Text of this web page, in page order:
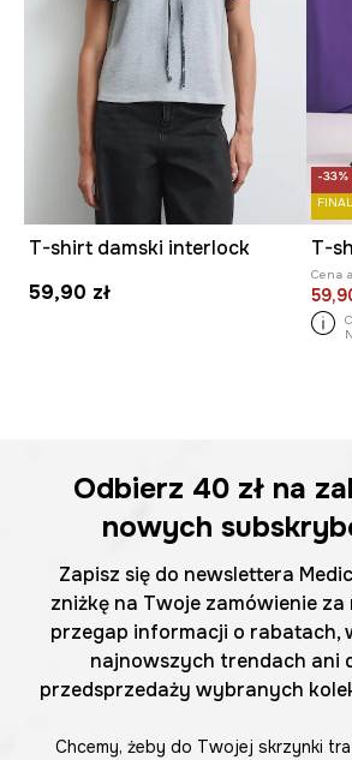
T-shirt damski interlock
59,90 zł
-33%
Cena
Odbierz 40 zł na
nowych
Zapisz się do newslettera
zniżkę na Twoje zamówienie za
przegap informacji o rabatach,
najnowszych trendach ani
przedsprzedaży wybranych
Chcemy, żeby do Twojej skrzynki